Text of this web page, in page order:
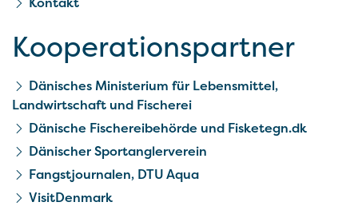
Kooperationspartner
Dänisches Ministerium für Lebensmittel,
Landwirtschaft und Fischerei
Dänische Fischereibehörde und Fisketegn.dk
Dänischer Sportanglerverein
Fangstjournalen, DTU Aqua
VisitDenmark